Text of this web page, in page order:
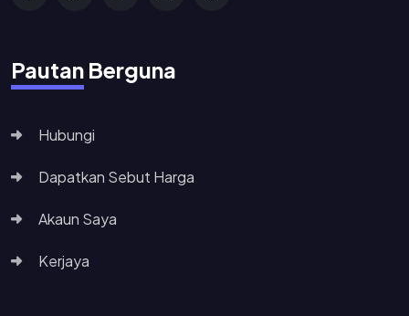
Pautan Berguna
Hubungi
Dapatkan Sebut Harga
Akaun Saya
Kerjaya